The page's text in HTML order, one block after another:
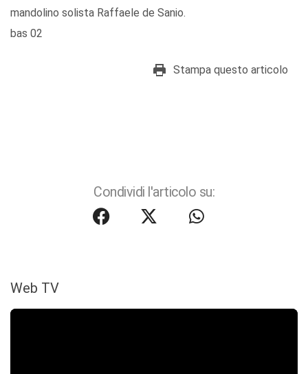
mandolino solista Raffaele de Sanio.
bas 02
Stampa questo articolo
Condividi l'articolo su:
Web TV